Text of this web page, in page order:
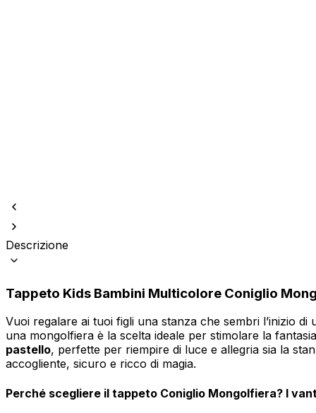
Descrizione
Tappeto Kids Bambini Multicolore Coniglio
Vuoi regalare ai tuoi figli una stanza che sembri l’inizio di
una mongolfiera è la scelta ideale per stimolare la
pastello, perfette per riempire di luce e allegria sia la
accogliente, sicuro e ricco di magia.
Perché scegliere il tappeto Coniglio Mongolfiera? I
Indispensabili
I cookie indispensabili sono
memorizzano alcun dato
I cookie relativi alle
esempio la tua lingua